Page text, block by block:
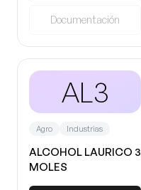
Documentación
AL3
Agro Industrias
ALCOHOL LAURICO 3
MOLES